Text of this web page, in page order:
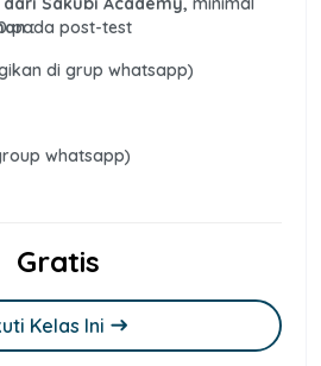
pada post-test
:
di grup whatsapp)
whatsapp)
Gratis
Kelas Ini east